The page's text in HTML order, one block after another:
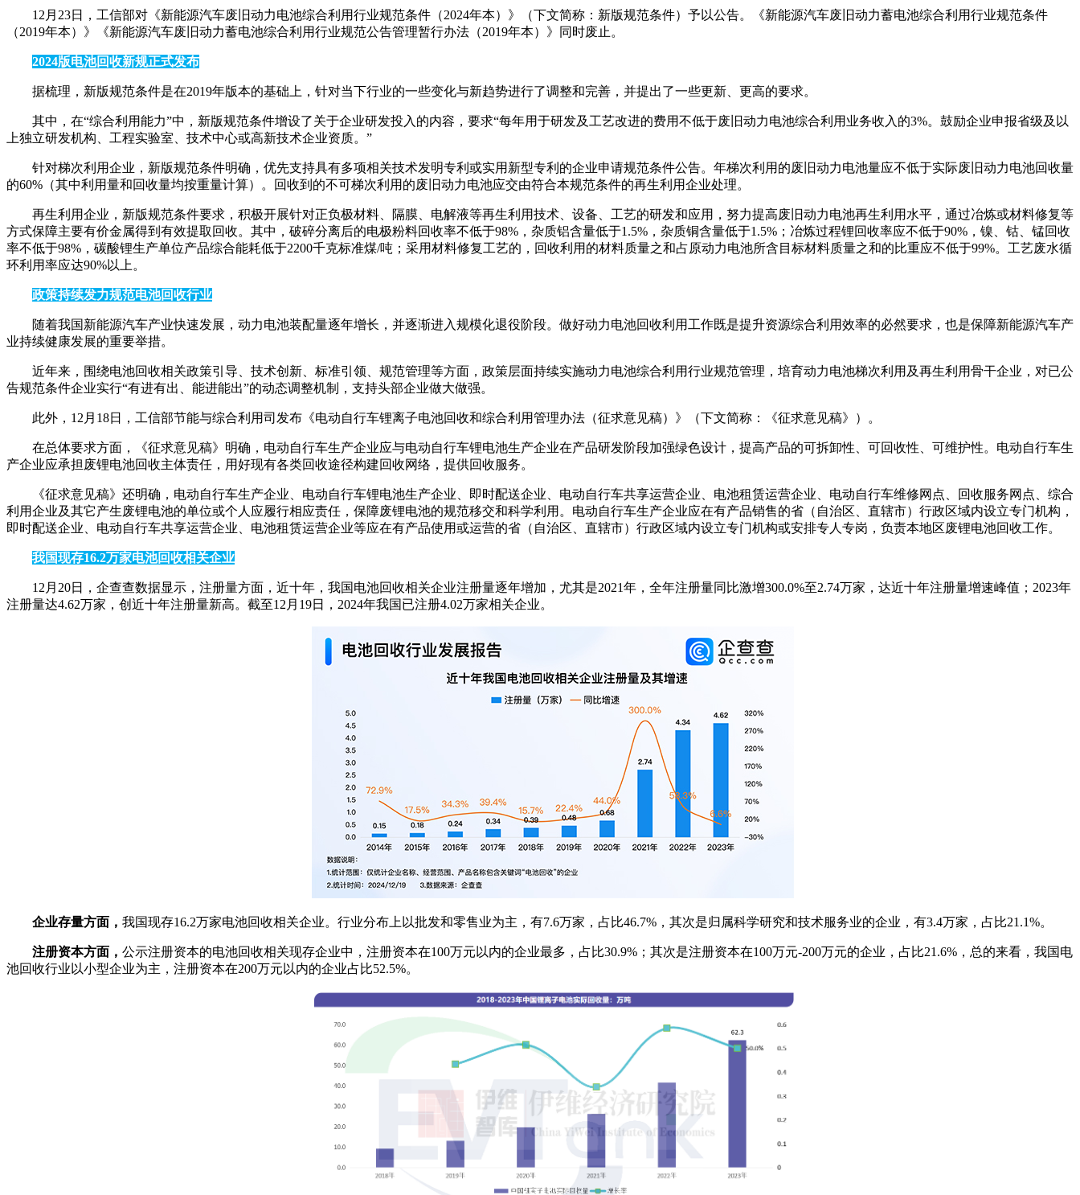
12月23日，工信部对《新能源汽车废旧动力电池综合利用行业规范条件（2024年本）》（下文简称：新版规范条件）予以公告。《新能源汽车废旧动力蓄电池综合利用行业规范条件
（2019年本）》《新能源汽车废旧动力蓄电池综合利用行业规范公告管理暂行办法（2019年本）》同时废止。
2024版电池回收新规正式发布
据梳理，新版规范条件是在2019年版本的基础上，针对当下行业的一些变化与新趋势进行了调整和完善，并提出了一些更新、更高的要求。
其中，在“综合利用能力”中，新版规范条件增设了关于企业研发投入的内容，要求“每年用于研发及工艺改进的费用不低于废旧动力电池综合利用业务收入的3%。鼓励企业申报省级及以
上独立研发机构、工程实验室、技术中心或高新技术企业资质。”
针对梯次利用企业，新版规范条件明确，优先支持具有多项相关技术发明专利或实用新型专利的企业申请规范条件公告。年梯次利用的废旧动力电池量应不低于实际废旧动力电池回收量
的60%（其中利用量和回收量均按重量计算）。回收到的不可梯次利用的废旧动力电池应交由符合本规范条件的再生利用企业处理。
再生利用企业，新版规范条件要求，积极开展针对正负极材料、隔膜、电解液等再生利用技术、设备、工艺的研发和应用，努力提高废旧动力电池再生利用水平，通过冶炼或材料修复等
方式保障主要有价金属得到有效提取回收。其中，破碎分离后的电极粉料回收率不低于98%，杂质铝含量低于1.5%，杂质铜含量低于1.5%；冶炼过程锂回收率应不低于90%，镍、钴、锰回收
率不低于98%，碳酸锂生产单位产品综合能耗低于2200千克标准煤/吨；采用材料修复工艺的，回收利用的材料质量之和占原动力电池所含目标材料质量之和的比重应不低于99%。工艺废水循
环利用率应达90%以上。
政策持续发力规范电池回收行业
随着我国新能源汽车产业快速发展，动力电池装配量逐年增长，并逐渐进入规模化退役阶段。做好动力电池回收利用工作既是提升资源综合利用效率的必然要求，也是保障新能源汽车产
业持续健康发展的重要举措。
近年来，围绕电池回收相关政策引导、技术创新、标准引领、规范管理等方面，政策层面持续实施动力电池综合利用行业规范管理，培育动力电池梯次利用及再生利用骨干企业，对已公
告规范条件企业实行“有进有出、能进能出”的动态调整机制，支持头部企业做大做强。
此外，12月18日，工信部节能与综合利用司发布《电动自行车锂离子电池回收和综合利用管理办法（征求意见稿）》（下文简称：《征求意见稿》）。
在总体要求方面，《征求意见稿》明确，电动自行车生产企业应与电动自行车锂电池生产企业在产品研发阶段加强绿色设计，提高产品的可拆卸性、可回收性、可维护性。电动自行车生
产企业应承担废锂电池回收主体责任，用好现有各类回收途径构建回收网络，提供回收服务。
《征求意见稿》还明确，电动自行车生产企业、电动自行车锂电池生产企业、即时配送企业、电动自行车共享运营企业、电池租赁运营企业、电动自行车维修网点、回收服务网点、综合
利用企业及其它产生废锂电池的单位或个人应履行相应责任，保障废锂电池的规范移交和科学利用。电动自行车生产企业应在有产品销售的省（自治区、直辖市）行政区域内设立专门机构，
即时配送企业、电动自行车共享运营企业、电池租赁运营企业等应在有产品使用或运营的省（自治区、直辖市）行政区域内设立专门机构或安排专人专岗，负责本地区废锂电池回收工作。
我国现存16.2万家电池回收相关企业
12月20日，企查查数据显示，注册量方面，近十年，我国电池回收相关企业注册量逐年增加，尤其是2021年，全年注册量同比激增300.0%至2.74万家，达近十年注册量增速峰值；2023年
注册量达4.62万家，创近十年注册量新高。截至12月19日，2024年我国已注册4.02万家相关企业。
企业存量方面， 我国现存16.2万家电池回收相关企业。行业分布上以批发和零售业为主，有7.6万家，占比46.7%，其次是归属科学研究和技术服务业的企业，有3.4万家，占比21.1%。
注册资本方面， 公示注册资本的电池回收相关现存企业中，注册资本在100万元以内的企业最多，占比30.9%；其次是注册资本在100万元-200万元的企业，占比21.6%，总的来看，我国电
池回收行业以小型企业为主，注册资本在200万元以内的企业占比52.5%。